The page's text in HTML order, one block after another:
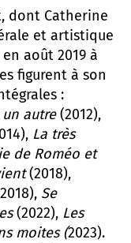
dont Catherine
et artistique
août 2019 à
figurent à son
:
autre(2012),
La très
de Roméo et
(2018),
Se
(2022), Les
moites (2023).